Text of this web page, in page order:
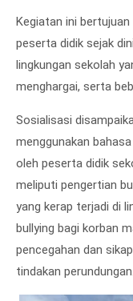
Kegiatan ini
peserta didik sejak
lingkungan sekolah
menghargai, serta
Sosialisasi
menggunakan
oleh peserta didik
meliputi pengertian
yang kerap terjadi di
bullying bagi korban
pencegahan dan
tindakan perundungan.